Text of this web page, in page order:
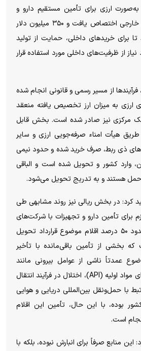
دلار به‌صورت ارزی برای تأمین مستقیم دارو و
تجهیزات مصرفی پزشکی خارجی اختصاص یافت و ۳۵۰ میلیون دلار
برای خرید‌های داخلی، حمایت از تولید
از ظرفیت‌های داخلی مورد استفاده قرار
از مسیر رسمی و قانونی انجام شده
ارزی به میزان ارز تخصیص یافته منعقد
مرکزی نیز صادر شده است. بخش قابل
طریق هیأت امناء صرفه‌جویی ارزی و سایر
ذی ربط، صرف خرید شده و حدود نیمی
وارد کشور و تحویل شده است و الباقی
حمل هستند و به تدریج تحویل می‌شود.
کرد: در بخش ریالی نیز روند مشابهی طی
برای تأمین دارو و تجهیزات با شرکت‌های
تولیدی منعقد شده و حدود ۵۰ درصد اقلام موضوع قرارداد تحویل
بخشی از تأمین باقی‌مانده با تأخیر
عمدتاً ناشی از عوامل بیرونی مانند
مشکلات تخصیص ارز برای مواد اولیه (API)، اختلال در فرآیند انتقال
با حمل‌ونقل بین‌المللی دریایی و هوایی
بوده، با این حال، تأمین این اقلام
است.
منابع صرفاً برای انبارش نبوده، بلکه با